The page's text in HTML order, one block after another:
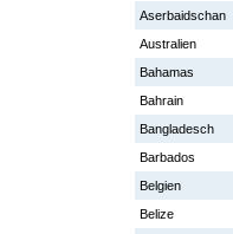
Aserbaidschan
Australien
Bahamas
Bahrain
Bangladesch
Barbados
Belgien
Belize